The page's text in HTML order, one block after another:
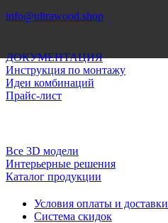
info@ultrawood.shop
ДОКУМЕНТАЦИЯ
Инструкция по монтажу
Идеи комбинаций
Прайс-лист
Все 3D модели
Интерьерные решения
Каталог продукции
Условия оплаты и доставки
Система скидок